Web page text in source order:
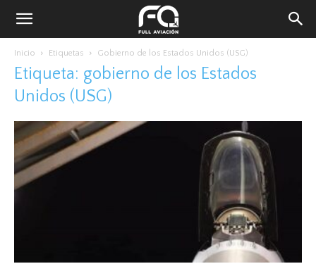
Inicio Etiquetas Gobierno de los Estados Unidos (USG)
Etiqueta: gobierno de los Estados
Unidos (USG)